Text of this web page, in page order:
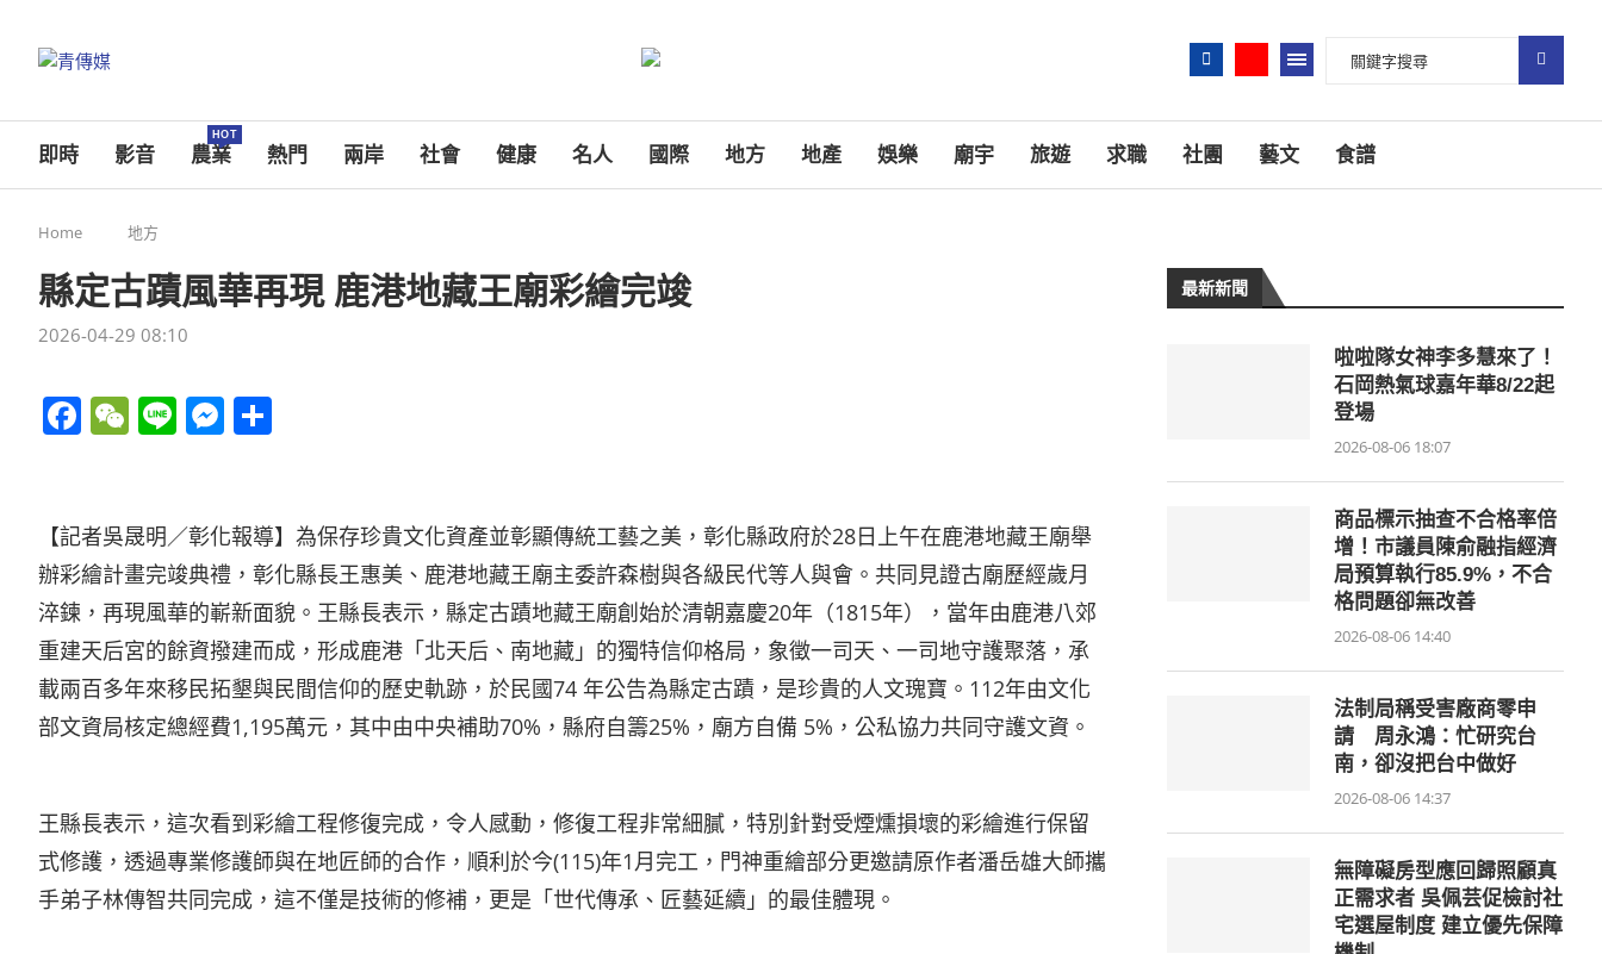
即時 影音 農業
HOT
熱門 兩岸 社會 健康 名人 國際 地方 地產 娛樂 廟宇 旅遊 求職 社團 藝文 食譜
Home 地方
縣定古蹟風華再現 鹿港地藏王廟彩繪完竣
2026-04-29 08:10
Facebook
WeChat
LineMessenger
【記者吳晟明／彰化報導】為保存珍貴文化資產並彰顯傳統工藝之美，彰化縣政府於28日上午在鹿港地藏王廟舉
辦彩繪計畫完竣典禮，彰化縣長王惠美、鹿港地藏王廟主委許森樹與各級民代等人與會。共同見證古廟歷經歲月
淬鍊，再現風華的嶄新面貌。王縣長表示，縣定古蹟地藏王廟創始於清朝嘉慶20年（1815年），當年由鹿港八郊
重建天后宮的餘資撥建而成，形成鹿港「北天后、南地藏」的獨特信仰格局，象徵一司天、一司地守護聚落，承
載兩百多年來移民拓墾與民間信仰的歷史軌跡，於民國74 年公告為縣定古蹟，是珍貴的人文瑰寶。112年由文化
部文資局核定總經費1,195萬元，其中由中央補助70%，縣府自籌25%，廟方自備 5%，公私協力共同守護文資。
王縣長表示，這次看到彩繪工程修復完成，令人感動，修復工程非常細膩，特別針對受煙燻損壞的彩繪進行保留
式修護，透過專業修護師與在地匠師的合作，順利於今(115)年1月完工，門神重繪部分更邀請原作者潘岳雄大師攜
手弟子林傳智共同完成，這不僅是技術的修補，更是「世代傳承、匠藝延續」的最佳體現。
最新新聞
啦啦隊女神李多慧來了！
石岡熱氣球嘉年華8/22起
登場
2026-08-06 18:07
商品標示抽查不合格率倍
增！市議員陳俞融指經濟
局預算執行85.9%，不合
格問題卻無改善
2026-08-06 14:40
法制局稱受害廠商零申
請 周永鴻：忙研究台
南，卻沒把台中做好
2026-08-06 14:37
無障礙房型應回歸照顧真
正需求者 吳佩芸促檢討社
宅選屋制度 建立優先保障